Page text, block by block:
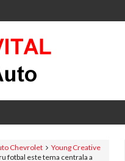
Chevrolet
Young Creative
fotbal este tema centrala a